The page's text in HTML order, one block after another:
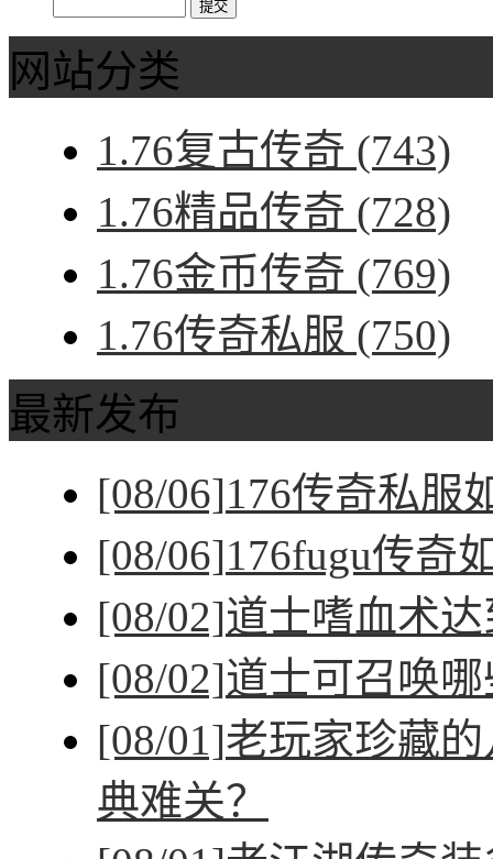
网站分类
1.76复古传奇 (743)
1.76精品传奇 (728)
1.76金币传奇 (769)
1.76传奇私服 (750)
最新发布
[08/06]176传奇私服
[08/06]176fugu传奇
[08/02]道士嗜血术
[08/02]道士可召唤
[08/01]老玩家珍藏
典难关？